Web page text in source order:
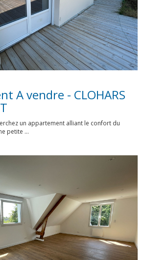
A vendre - CLOHARS
un appartement alliant le confort du
petite ...